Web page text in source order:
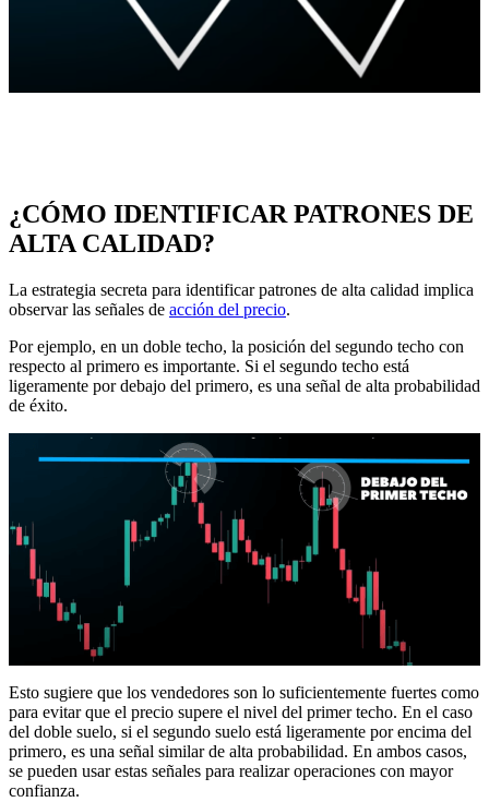
¿CÓMO IDENTIFICAR PATRONES DE
ALTA CALIDAD?
La estrategia secreta para identificar patrones de alta calidad implica
observar las señales de acción del precio.
Por ejemplo, en un doble techo, la posición del segundo techo con
respecto al primero es importante. Si el segundo techo está
ligeramente por debajo del primero, es una señal de alta probabilidad
de éxito.
Esto sugiere que los vendedores son lo suficientemente fuertes como
para evitar que el precio supere el nivel del primer techo. En el caso
del doble suelo, si el segundo suelo está ligeramente por encima del
primero, es una señal similar de alta probabilidad. En ambos casos,
se pueden usar estas señales para realizar operaciones con mayor
confianza.